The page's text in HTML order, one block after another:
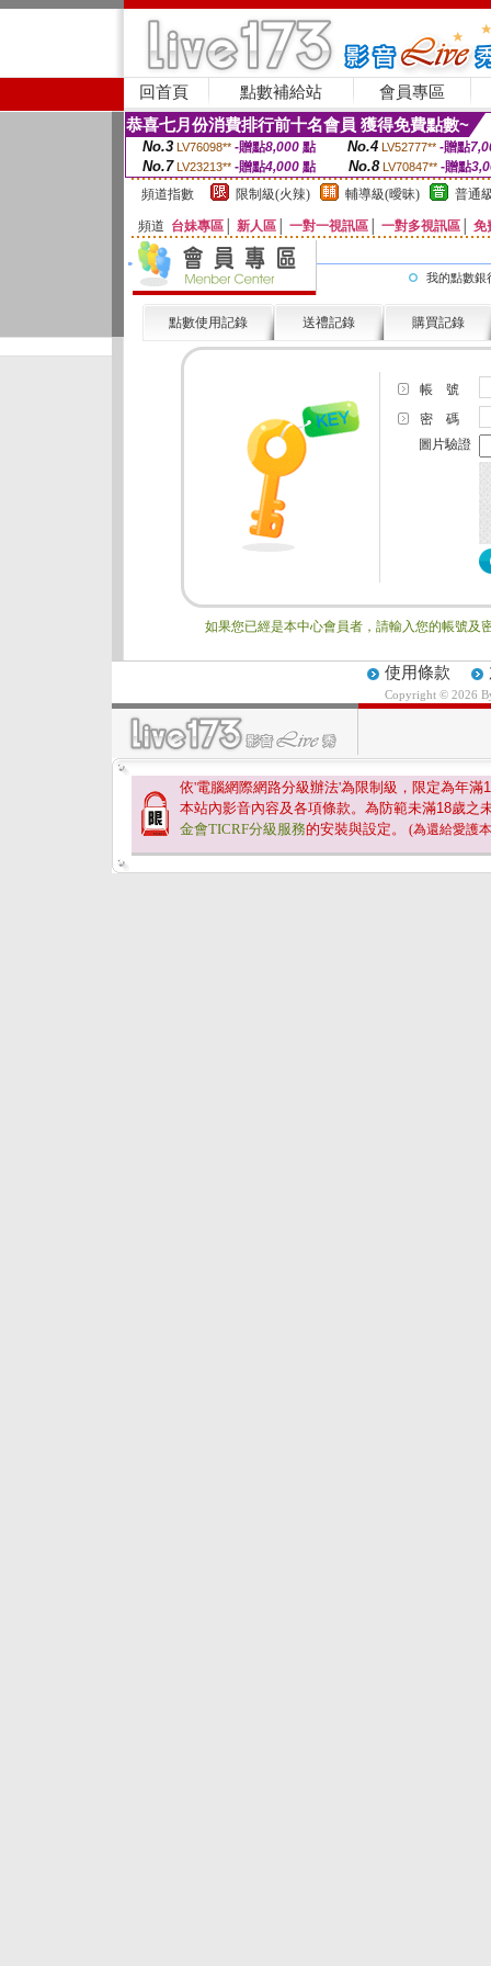
回首頁 點數補給站 會員專區
恭喜七月份消費排行前十名會員 獲得免費點數~
No.3 LV76098** -贈點8,000點 No.4 LV52777** -贈點
No.7 LV23213** -贈點4,000 點 No.8 LV70847** -贈點
頻道指數
限制級(火辣) 輔導級(曖昧) 普通
頻道 台妹專區 新人區 一對一視訊區 一對多視訊區 免
我的點數銀
點數使用記錄 送禮記錄 購買記錄
帳 號
密 碼
圖片驗證
如果您已經是本中心會員者，請輸入您的帳號及
使用條款
Copyright © 2026
依'電腦網際網路分級辦法'為限制級，限定為年滿
本站內影音內容及各項條款。為防範未滿18歲之
金會TICRF分級服務的安裝與設定。 (為還給愛護